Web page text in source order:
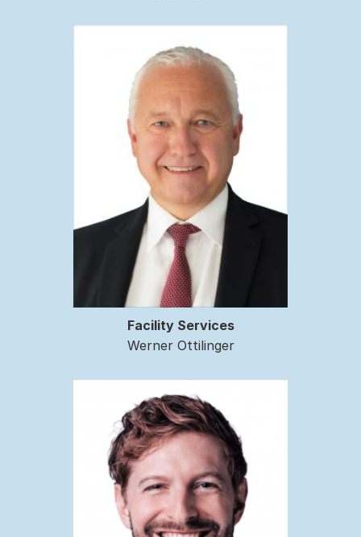
Facility Services
Werner Ottilinger